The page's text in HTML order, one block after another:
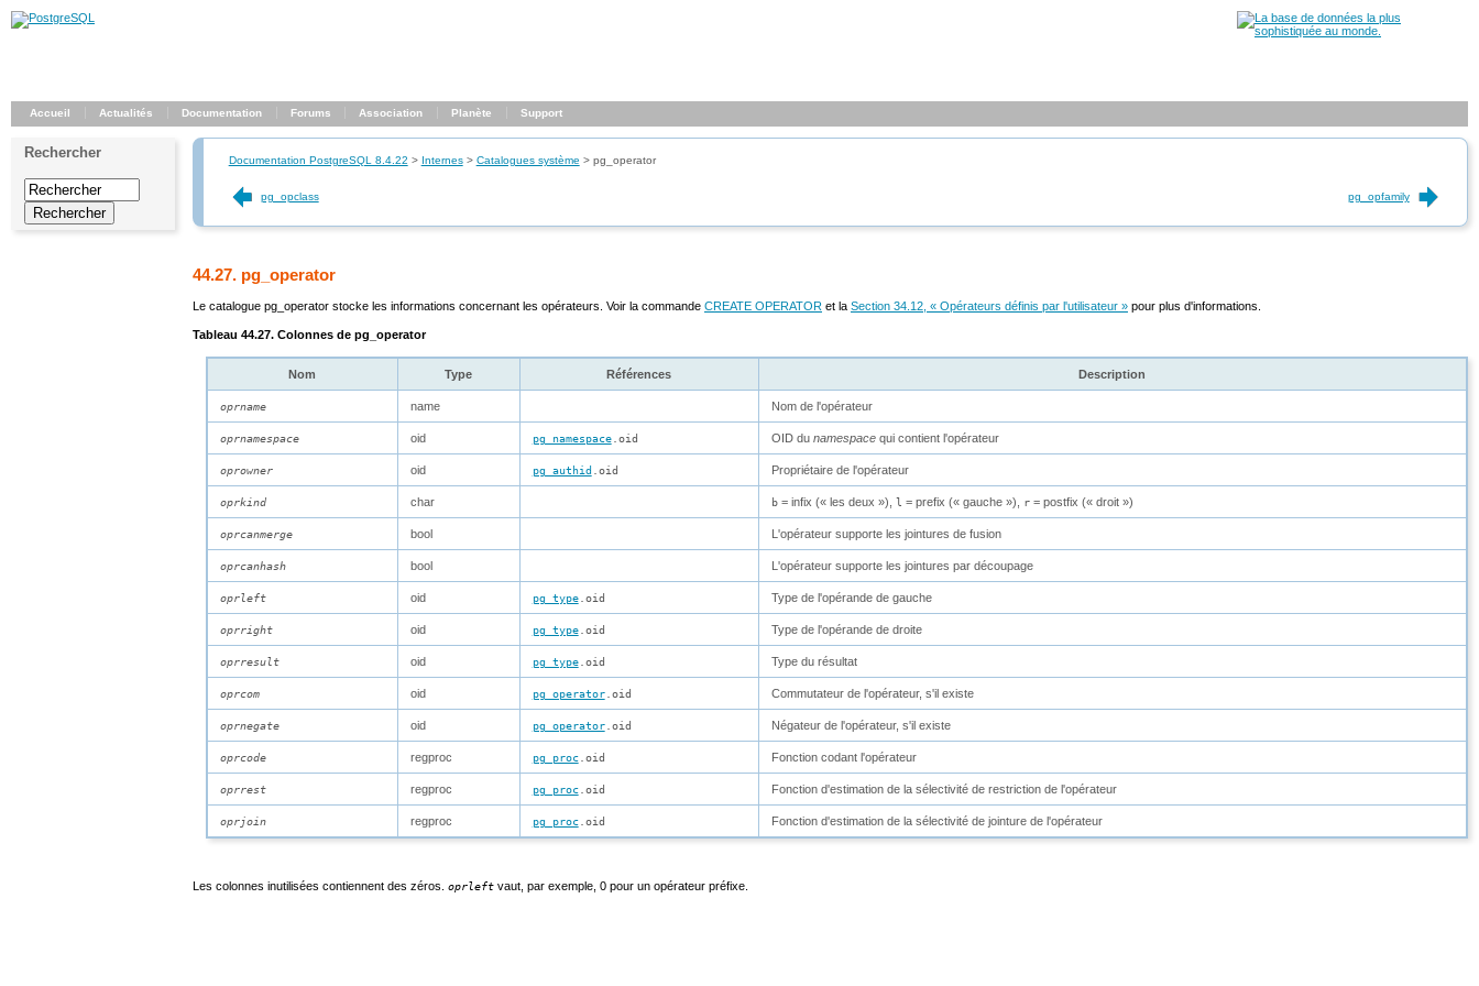
Accueil Actualités Documentation Forums Association Planète Support
Rechercher Documentation PostgreSQL 8.4.22 > Internes> Catalogues système > pg_operator
pg_opclass pg_opfamily
44.27. pg_operator
Le catalogue pg_operator stocke les informations concernant les opérateurs. Voir la commande CREATE OPERATOR et la Section 34.12, « Opérateurs définis par l'utilisateur » pour plus d'informations.
Tableau 44.27. Colonnes de pg_operator
Nom Type Références Description
oprname name Nom de l'opérateur
oprnamespace oid pg_namespace.oid OID du namespacequi contient l'opérateur
oprowner oid pg_authid .oid Propriétaire de l'opérateur
oprkind char b= infix (« les deux »), l = prefix (« gauche»), r= postfix (« droit»)
oprcanmerge bool L'opérateur supporte les jointures de fusion
oprcanhash bool L'opérateur supporte les jointures par découpage
oprleft oid pg_type.oid Type de l'opérande de gauche
oprright oid pg_type.oid Type de l'opérande de droite
oprresult oid pg_type.oid Type du résultat
oprcom oid pg_operator.oid Commutateur de l'opérateur, s'il existe
oprnegate oid pg_operator.oid Négateur de l'opérateur, s'il existe
oprcode regproc pg_proc.oid Fonction codant l'opérateur
oprrest regproc pg_proc.oid Fonction d'estimation de la sélectivité de restriction de l'opérateur
oprjoin regproc pg_proc.oid Fonction d'estimation de la sélectivité de jointure de l'opérateur
Les colonnes inutilisées contiennent des zéros. oprleft vaut, par exemple, 0 pour un opérateur préfixe.